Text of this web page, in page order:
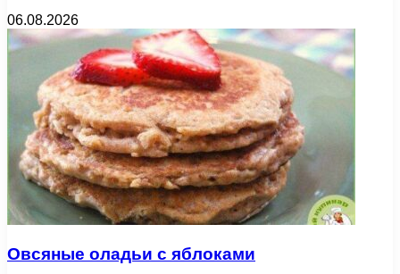
06.08.2026
Овсяные оладьи с яблоками